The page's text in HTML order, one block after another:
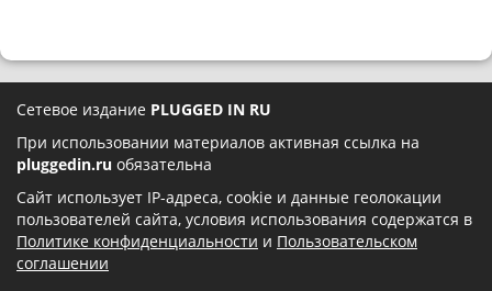
Сетевое издание PLUGGED IN RU
При использовании материалов активная ссылка на
pluggedin.ru обязательна
Сайт использует IP-адреса, cookie и данные геолокации
пользователей сайта, условия использования содержатся в
Политике конфиденциальности и Пользовательском
соглашении